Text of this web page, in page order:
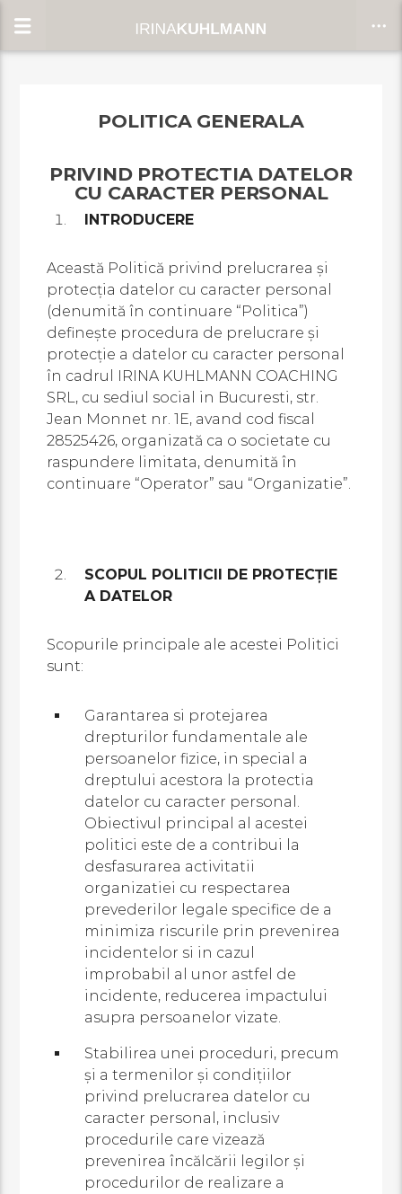
POLITICA GENERALA
PRIVIND PROTECTIA DATELOR
CU CARACTER PERSONAL
INTRODUCERE
Această Politică privind prelucrarea şi
protecţia datelor cu caracter personal
(denumită în continuare “Politica”)
defineşte procedura de prelucrare şi
protecţie a datelor cu caracter personal
în cadrul IRINA KUHLMANN COACHING
SRL, cu sediul social in Bucuresti, str.
Jean Monnet nr. 1E, avand cod fiscal
28525426, organizată ca o societate cu
raspundere limitata, denumită în
continuare “Operator” sau “Organizatie”.
SCOPUL POLITICII DE PROTECȚIE
A DATELOR
Scopurile principale ale acestei Politici
sunt:
Garantarea si protejarea
drepturilor fundamentale ale
persoanelor fizice, in special a
dreptului acestora la protectia
datelor cu caracter personal.
Obiectivul principal al acestei
politici este de a contribui la
desfasurarea activitatii
organizatiei cu respectarea
prevederilor legale specifice de a
minimiza riscurile prin prevenirea
incidentelor si in cazul
improbabil al unor astfel de
incidente, reducerea impactului
asupra persoanelor vizate.
Stabilirea unei proceduri, precum
şi a termenilor şi condiţiilor
privind prelucrarea datelor cu
caracter personal, inclusiv
procedurile care vizează
prevenirea încălcării legilor şi
procedurilor de realizare a